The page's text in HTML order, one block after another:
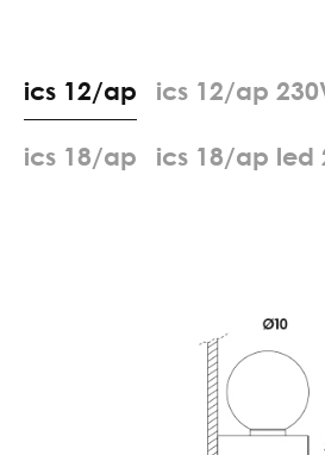
ics 12/ap ics 12/ap
ics 18/ap ics 18/ap led